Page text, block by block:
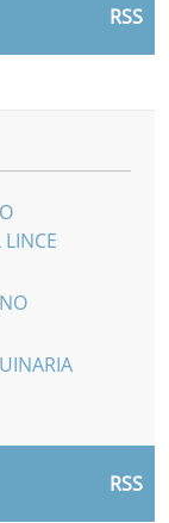
RSS
RSS